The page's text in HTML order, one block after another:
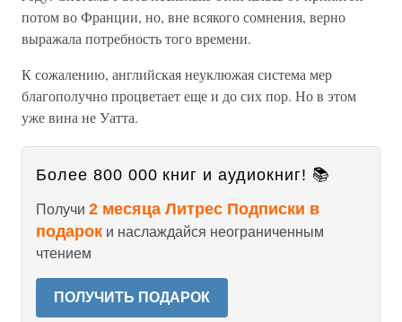
потом во Франции, но, вне всякого сомнения, верно
выражала потребность того времени.
К сожалению, английская неуклюжая система мер
благополучно процветает еще и до сих пор. Но в этом
уже вина не Уатта.
Более 800 000 книг и аудиокниг! 📚
Получи 2 месяца Литрес Подписки в
подарок и наслаждайся неограниченным
чтением
ПОЛУЧИТЬ ПОДАРОК